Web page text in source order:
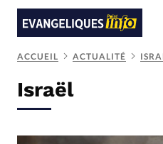
Faire un don
ACCUEIL ACTUALITÉ
Israël